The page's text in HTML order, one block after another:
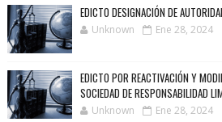
EDICTO DESIGNACIÓN DE
Unknown Ene 28, 2024
EDICTO POR REACTIVACIÓN Y
SOCIEDAD DE RESPONSABILIDAD
Unknown Ene 28, 2024